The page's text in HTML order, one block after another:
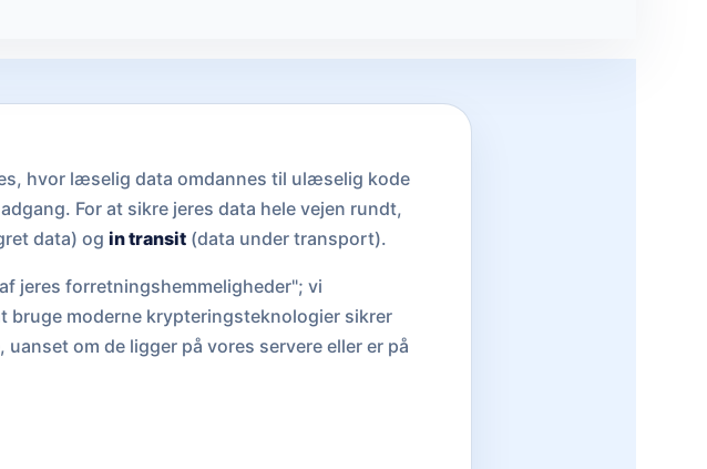
hvor læselig data omdannes til ulæselig kode
For at sikre jeres data hele vejen rundt,
data) og in transit(data under transport).
jeres forretningshemmeligheder"; vi
bruge moderne krypteringsteknologier sikrer
om de ligger på vores servere eller er på